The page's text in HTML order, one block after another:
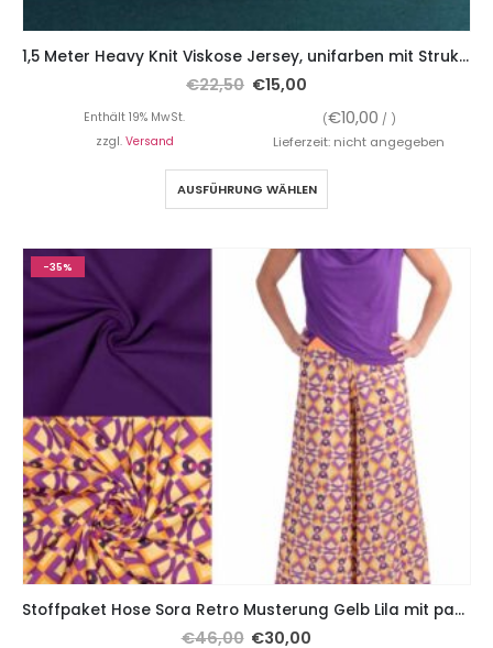
1,5 Meter Heavy Knit Viskose Jersey, unifarben mit Struktur
€22,50 €15,00
Enthält 19% MwSt. (€10,00 / )
zzgl. Versand Lieferzeit: nicht angegeben
AUSFÜHRUNG WÄHLEN
-35%
Stoffpaket Hose Sora Retro Musterung Gelb Lila mit passendem Viskosejersey Lila
€46,00 €30,00